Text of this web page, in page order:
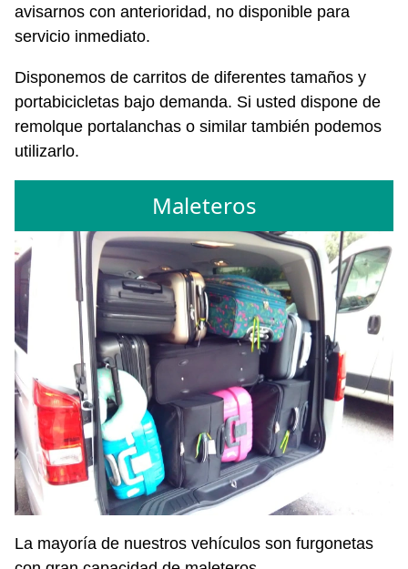
avisarnos con anterioridad, no disponible para
servicio inmediato.
Disponemos de carritos de diferentes tamaños y
portabicicletas bajo demanda. Si usted dispone de
remolque portalanchas o similar también podemos
utilizarlo.
Maleteros
La mayoría de nuestros vehículos son furgonetas